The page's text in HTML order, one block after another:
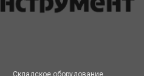
Складское оборудование